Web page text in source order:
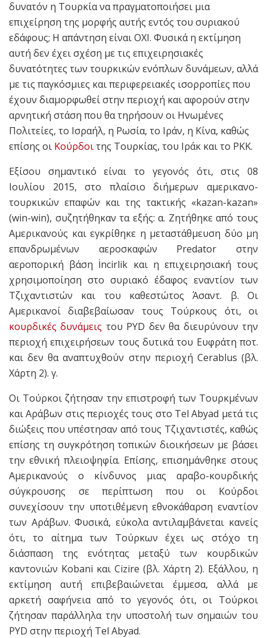
δυνατόν η Τουρκία να πραγματοποιήσει μια
επιχείρηση της μορφής αυτής εντός του συριακού
εδάφους; Η απάντηση είναι ΟΧΙ. Φυσικά η εκτίμηση
αυτή δεν έχει σχέση με τις επιχειρησιακές
δυνατότητες των τουρκικών ενόπλων δυνάμεων, αλλά
με τις παγκόσμιες και περιφερειακές ισορροπίες που
έχουν διαμορφωθεί στην περιοχή και αφορούν στην
αρνητική στάση που θα τηρήσουν οι Ηνωμένες
Πολιτείες, το Ισραήλ, η Ρωσία, το Ιράν, η Κίνα, καθώς
επίσης οι Κούρδοιτης Τουρκίας, του Ιράκ και το ΡΚΚ.
Εξίσου σημαντικό είναι το γεγονός ότι, στις 08
Ιουλίου 2015, στο πλαίσιο διήμερων αμερικανο-
τουρκικών επαφών και της τακτικής «kazan-kazan»
(win-win), συζητήθηκαν τα εξής: α. Ζητήθηκε από τους
Αμερικανούς και εγκρίθηκε η μεταστάθμευση δύο μη
επανδρωμένων αεροσκαφών Predator στην
αεροπορική βάση İncirlik και η επιχειρησιακή τους
χρησιμοποίηση στο συριακό έδαφος εναντίον των
Τζιχαντιστών και του καθεστώτος Άσαντ. β. Οι
Αμερικανοί διαβεβαίωσαν τους Τούρκους ότι, οι
κουρδικές δυνάμεις του PYD δεν θα διευρύνουν την
περιοχή επιχειρήσεων τους δυτικά του Ευφράτη ποτ.
και δεν θα αναπτυχθούν στην περιοχή Cerablus (βλ.
Χάρτη 2). γ.
Οι Τούρκοι ζήτησαν την επιστροφή των Τουρκμένων
και Αράβων στις περιοχές τους στο Tel Abyad μετά τις
διώξεις που υπέστησαν από τους Τζιχαντιστές, καθώς
επίσης τη συγκρότηση τοπικών διοικήσεων με βάσει
την εθνική πλειοψηφία. Επίσης, επισημάνθηκε στους
Αμερικανούς ο κίνδυνος μιας αραβο-κουρδικής
σύγκρουσης σε περίπτωση που οι Κούρδοι
συνεχίσουν την υποτιθέμενη εθνοκάθαρση εναντίον
των Αράβων. Φυσικά, εύκολα αντιλαμβάνεται κανείς
ότι, το αίτημα των Τούρκων έχει ως στόχο τη
διάσπαση της ενότητας μεταξύ των κουρδικών
καντονιών Kobani και Cizire (βλ. Χάρτη 2). Εξάλλου, η
εκτίμηση αυτή επιβεβαιώνεται έμμεσα, αλλά με
αρκετή σαφήνεια από το γεγονός ότι, οι Τούρκοι
ζήτησαν παράλληλα την υποστολή των σημαιών του
PYD στην περιοχή Tel Abyad.